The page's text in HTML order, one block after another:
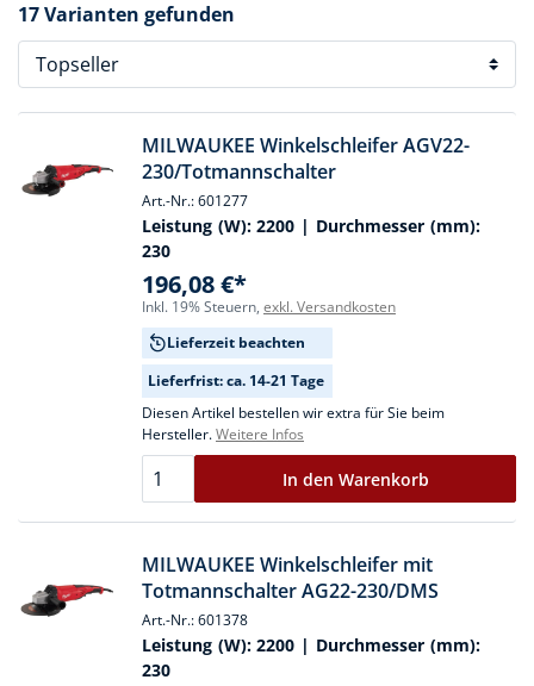
17 Varianten gefunden
MILWAUKEE Winkelschleifer AGV22-
230/Totmannschalter
Art.-Nr.: 601277
Leistung (W): 2200 | Durchmesser (mm):
230
196,08 €*
Inkl. 19% Steuern, exkl. Versandkosten
Lieferzeit beachten
Lieferfrist: ca. 14-21 Tage
Diesen Artikel bestellen wir extra für Sie beim
Hersteller.Weitere Infos
In den Warenkorb
MILWAUKEE Winkelschleifer mit
Totmannschalter AG22-230/DMS
Art.-Nr.: 601378
Leistung (W): 2200 | Durchmesser (mm):
230